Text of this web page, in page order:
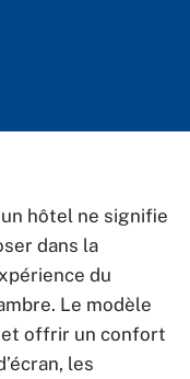
hôtel ne signifie
dans la
du
Le modèle
offrir un confort
les